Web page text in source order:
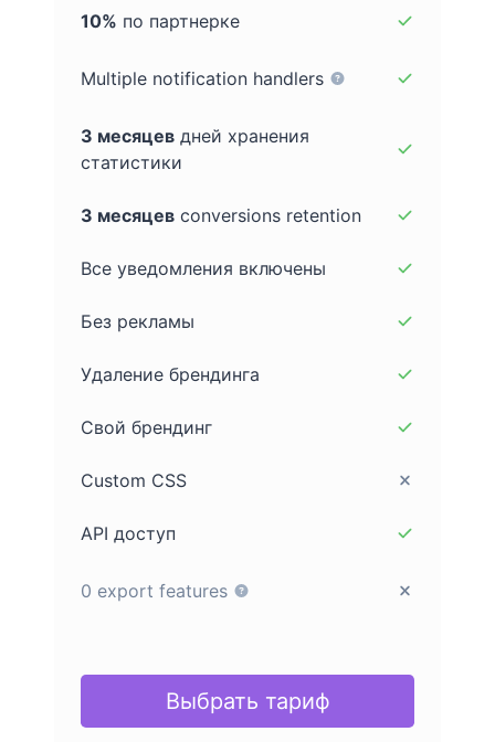
10% по партнерке
Multiple notification handlers
3 месяцев дней хранения
статистики
3 месяцев conversions retention
Все уведомления включены
Без рекламы
Удаление брендинга
Свой брендинг
Custom CSS
API доступ
0 export features
Выбрать тариф